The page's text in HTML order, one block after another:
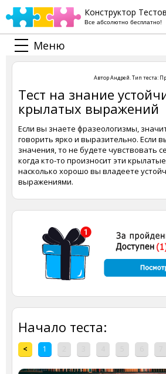
Конструктор
Все абсолютно бесплатно!
Меню
АвторАндрей. Тип теста:
Тест на знание
крылатых выражений
Если вы знаете фразеологизмы,
говорить ярко и выразительно. Если
значения, то не будете чувствовать
когда кто-то произносит эти
насколько хорошо вы владеете
выражениями.
Начало теста:
< 1